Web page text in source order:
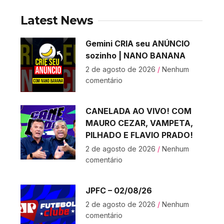
Latest News
Gemini CRIA seu ANÚNCIO
sozinho | NANO BANANA
2 de agosto de 2026 Nenhum
comentário
CANELADA AO VIVO! COM
MAURO CEZAR, VAMPETA,
PILHADO E FLAVIO PRADO!
2 de agosto de 2026 Nenhum
comentário
JPFC – 02/08/26
2 de agosto de 2026 Nenhum
comentário